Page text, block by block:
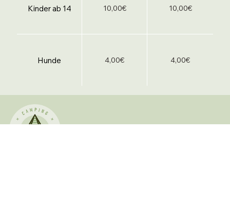
Kinder ab 14 10,00€ 10,00€
Hunde 4,00€ 4,00€